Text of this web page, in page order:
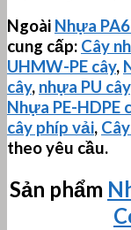
Ngoài Nhựa
cung cấp: Cây
UHMW-PE cây,
cây, nhựa PU cây
Nhựa PE-HDPE
cây phíp vải,
theo yêu cầu.
Sản phẩm